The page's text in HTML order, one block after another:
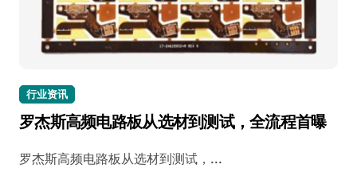
行业资讯
罗杰斯高频电路板从选材到测试，全流程首曝
罗杰斯高频电路板从选材到测试，...